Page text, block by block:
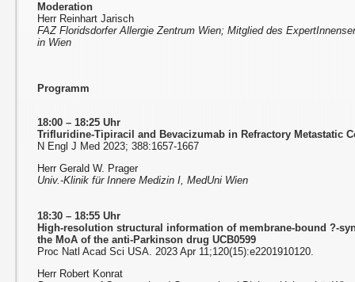
Moderation
Herr Reinhart Jarisch
FAZ Floridsdorfer Allergie Zentrum Wien; Mitglied des
in Wien
Programm
18:00 – 18:25 Uhr
Trifluridine-Tipiracil and Bevacizumab in Refractory Metastatic
N Engl J Med 2023; 388:1657-1667
Herr Gerald W. Prager
Univ.-Klinik für Innere Medizin I, MedUni Wien
18:30 – 18:55 Uhr
High-resolution structural information of membrane-bound ?-
the MoA of the anti-Parkinson drug UCB0599
Proc Natl Acad Sci USA. 2023 Apr 11;120(15):e2201910120.
Herr Robert Konrat